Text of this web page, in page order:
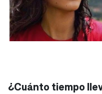
¿Cuánto tiempo